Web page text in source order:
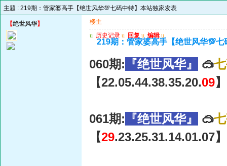
主题 : 219期：管家婆高手【绝世风华💯七码中特】本站独家发表
【绝世风华】
楼主
u 历史记录 u 回复 u 编辑 u
219期：管家婆高手【绝世风华💯
060期: 『绝世风华』 🥽
【22.05.44.38.35.20.09】
061期: 『绝世风华』 🥽
【29.23.25.31.14.01.07】